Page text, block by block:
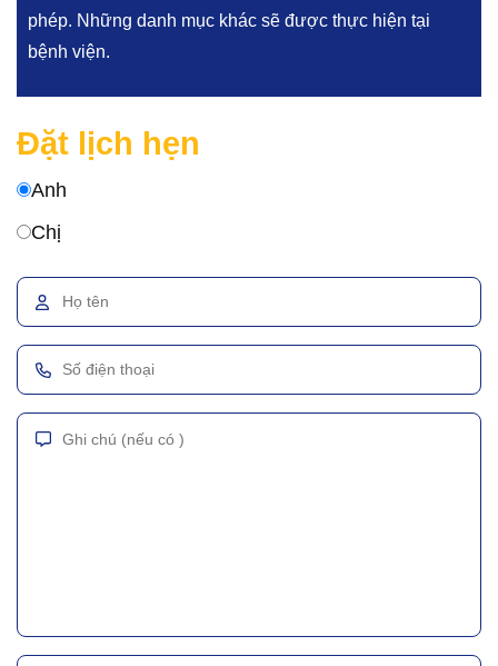
phép. Những danh mục khác sẽ được thực hiện tại
bệnh viện.
Đặt lịch hẹn
Anh
Chị